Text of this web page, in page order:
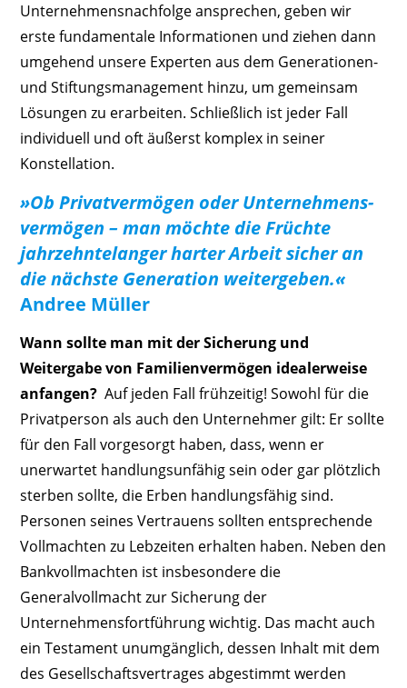
Unternehmensnachfolge ansprechen, geben wir
erste fundamentale Informationen und ziehen dann
umgehend unsere Experten aus dem Generationen-
und Stiftungsmanagement hinzu, um gemeinsam
Lösungen zu erarbeiten. Schließlich ist jeder Fall
individuell und oft äußerst komplex in seiner
Konstellation.
»Ob Privatvermögen oder Unternehmens­
vermögen – man ­möchte die Früchte
jahrzehntelanger ­harter Arbeit sicher an
die nächste Generation ­weitergeben.«
Andree Müller
Wann sollte man mit der Sicherung und
Weitergabe von Familienvermögen idealerweise
anfangen?Auf jeden Fall frühzeitig! Sowohl für die
Privatperson als auch den Unternehmer gilt: Er sollte
für den Fall vorgesorgt haben, dass, wenn er
unerwartet handlungsunfähig sein oder gar plötzlich
sterben sollte, die Erben handlungsfähig sind.
Personen seines Vertrauens sollten entsprechende
Vollmachten zu Lebzeiten erhalten haben. Neben den
Bankvollmachten ist insbesondere die
Generalvollmacht zur Sicherung der
Unternehmensfortführung wichtig. Das macht auch
ein Testament unumgänglich, dessen Inhalt mit dem
des Gesellschaftsvertrages abgestimmt werden